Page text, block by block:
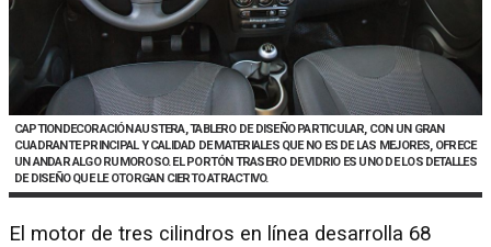
CAPTIONDECORACIÓN AUSTERA, TABLERO DE DISEÑO PARTICULAR, CON UN GRAN
CUADRANTE PRINCIPAL Y CALIDAD DE MATERIALES QUE NO ES DE LAS MEJORES, OFRECE
UN ANDAR ALGO RUMOROSO. EL PORTÓN TRASERO DE VIDRIO ES UNO DE LOS DETALLES
DE DISEÑO QUE LE OTORGAN CIERTO ATRACTIVO.
El motor de tres cilindros en línea desarrolla 68